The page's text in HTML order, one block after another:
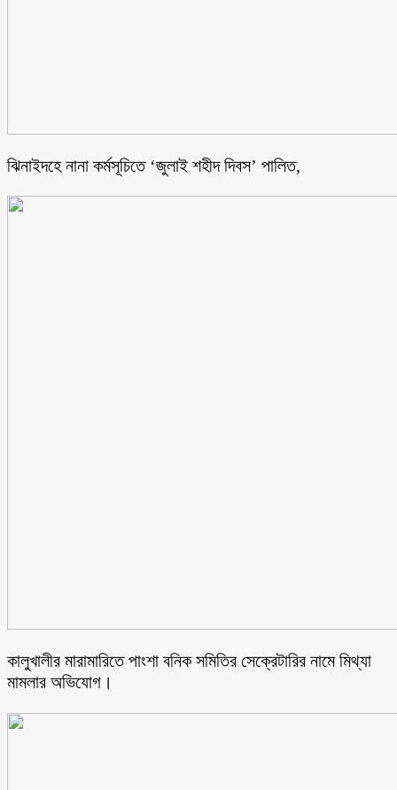
ঝিনাইদহে নানা কর্মসূচিতে ‘জুলাই শহীদ দিবস’ পালিত,
কালুখালীর মারামারিতে পাংশা বনিক সমিতির সেক্রেটারির নামে মিথ্যা
মামলার অভিযোগ।